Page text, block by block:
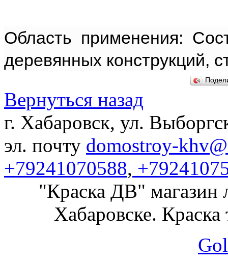
Область применения:
деревянных конструкций,
Вернуться назад
г. Хабаровск, ул.
эл. почту domostroy-
+79241070588,
"Краска ДВ" магазин
Хабаровске. Краска